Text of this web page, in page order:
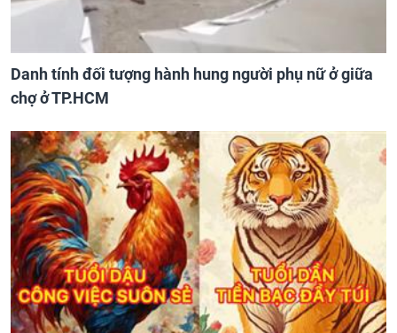
Danh tính đối tượng hành hung người phụ nữ ở giữa
chợ ở TP.HCM